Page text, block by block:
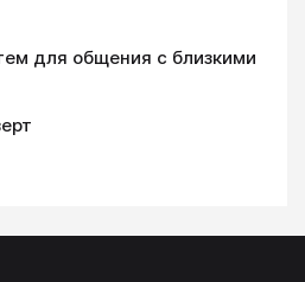
для общения с близкими